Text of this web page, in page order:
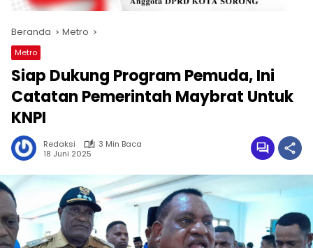
Beranda Metro
Metro
Siap Dukung Program Pemuda, Ini
Catatan Pemerintah Maybrat Untuk
KNPI
Redaksi
3 Min Baca
18 Juni 2025